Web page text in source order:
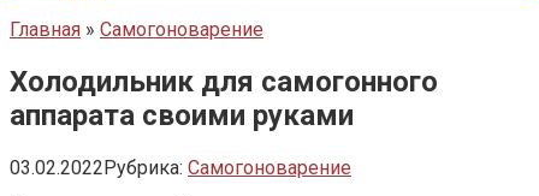
Главная » Самогоноварение
Холодильник для самогонного
аппарата своими руками
03.02.2022Рубрика: Самогоноварение